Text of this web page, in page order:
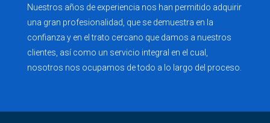
Nuestros años de experiencia nos han permitido adquirir
una gran profesionalidad, que se demuestra en la
confianza y en el trato cercano que damos a nuestros
clientes, así como un servicio integral en el cual,
nosotros nos ocupamos de todo a lo largo del proceso.